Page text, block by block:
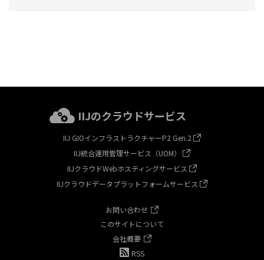
IIJのクラウドサービス
IIJ GIOインフラストラクチャーP2 Gen.2
IIJ統合運用管理サービス（UOM）
IIJクラウドWebホスティングサービス
IIJクラウドデータプラットフォームサービス
お問い合わせ
このサイトについて
会社概要
RSS